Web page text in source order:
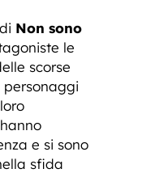
Non sono
le
scorse
personaggi
e si sono
sfida